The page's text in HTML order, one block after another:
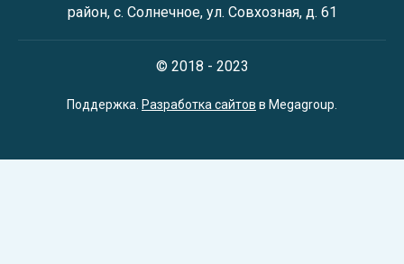
район, с. Солнечное, ул. Совхозная, д. 61
© 2018 - 2023
Поддержка. Разработка сайтов в Megagroup.